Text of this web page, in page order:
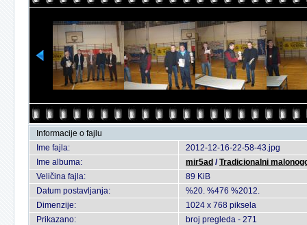
Informacije o fajlu
Ime fajla:
2012-12-16-22-58-43.jpg
Ime albuma:
mir5ad /Tradicionalni
Veličina fajla:
89 KiB
Datum postavljanja:
%20. %476 %2012.
Dimenzije:
1024 x 768 piksela
Prikazano:
broj pregleda - 271